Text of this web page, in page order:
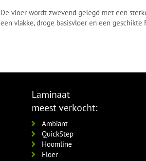
De vloer wordt zwevend gelegd met een
een vlakke, droge basisvloer en een
Laminaat
meest verkocht:
Ambiant
QuickStep
Hoomline
Floer